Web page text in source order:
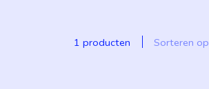
1 producten Sorteren op